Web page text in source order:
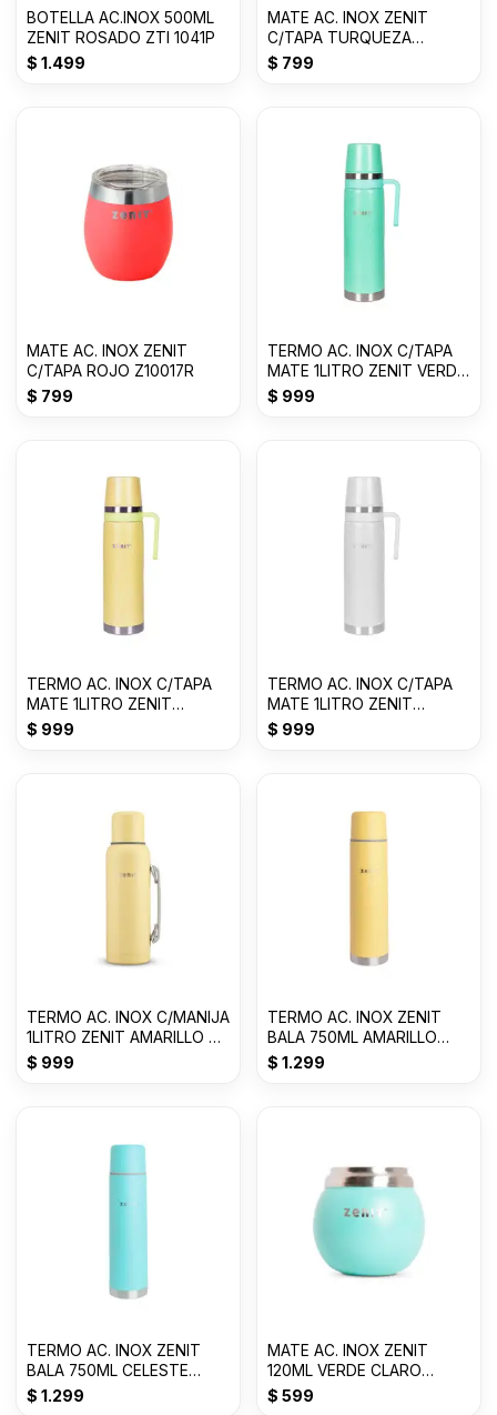
BOTELLA AC.INOX 500ML
ZENIT ROSADO ZTI 1041P
$ 1.499
MATE AC. INOX ZENIT
C/TAPA TURQUEZA
Z10017A
$ 799
MATE AC. INOX ZENIT
C/TAPA ROJO Z10017R
$ 799
TERMO AC. INOX C/TAPA
MATE 1LITRO ZENIT VERDE
CLARO ZF3VC
$ 999
TERMO AC. INOX C/TAPA
MATE 1LITRO ZENIT
AMARILLO P ZF3Y
$ 999
TERMO AC. INOX C/TAPA
MATE 1LITRO ZENIT
BLANCO ZF3W
$ 999
TERMO AC. INOX C/MANIJA
1LITRO ZENIT AMARILLO P
Z100XZ1Y
$ 999
TERMO AC. INOX ZENIT
BALA 750ML AMARILLO
PASTEL Z75ZY
$ 1.299
TERMO AC. INOX ZENIT
BALA 750ML CELESTE
Z75ZC
$ 1.299
MATE AC. INOX ZENIT
120ML VERDE CLARO
ZVB028VC
$ 599